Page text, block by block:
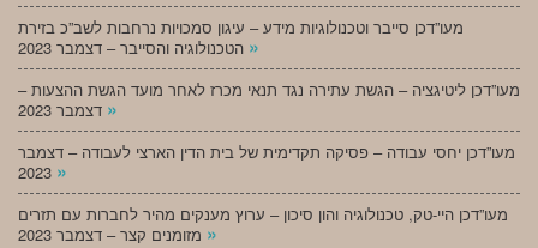
מעו”דכן סייבר וטכנולוגיות מידע – עיגון סמכויות נרחבות לשב”כ בזירת
»
מעו”דכן ליטיגציה – הגשת עתירה נגד תנאי מכרז לאחר מועד הגשת ההצעות –
»
מעו”דכן יחסי עבודה – פסיקה תקדימית של בית הדין הארצי לעבודה – דצמבר
»
מעו”דכן היי-טק, טכנולוגיה והון סיכון – ערוץ מענקים מהיר לחברות עם תזרים
»